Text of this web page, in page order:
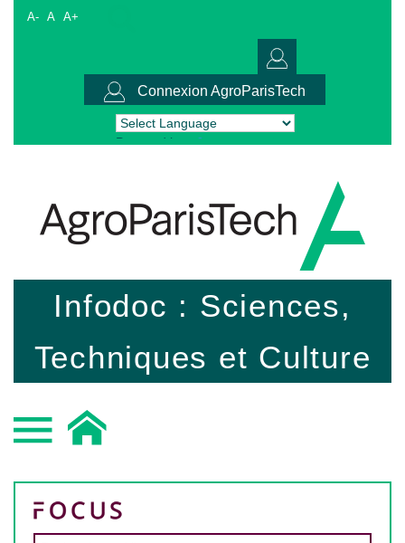
A- A A+
Connexion AgroParisTech
Powered by Translate
Infodoc : Sciences,
Techniques et Culture